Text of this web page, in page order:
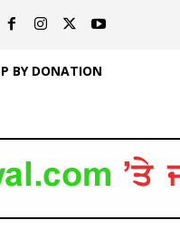
BY DONATION